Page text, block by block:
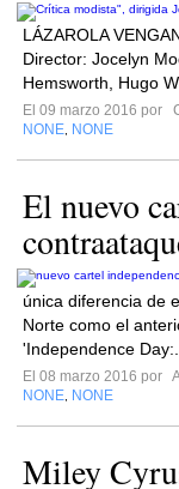
LÁZAROLA
Director: Jocelyn
Hemsworth, Hugo
El 09 marzo 2016 por
NONE NONE
El nuevo
única diferencia de
Norte como el
'Independence
El 08 marzo 2016 por
NONE NONE
Miley